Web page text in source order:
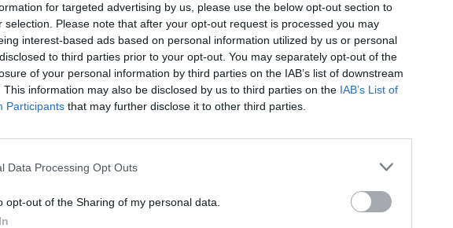
for targeted advertising by us, please use the below opt-out section to
selection. Please note that after your opt-out request is processed you may
interest-based ads based on personal information utilized by us or personal
to third parties prior to your opt-out. You may separately opt-out of the
of your personal information by third parties on the IAB’s list of downstream
This information may also be disclosed by us to third parties on the IAB’s List of
Participants that may further disclose it to other third parties.
Data Processing Opt Outs
opt-out of the Sharing of my personal data.
kormányhatározatból derült ki, hogy mennyibe is kerülhet éves
lakhatási célokra.
Magyar Közlönyben kihirdetett "A Kormány 1016/2026. (I. 26.) Korm. határozata
fejezeten belüli és fejezetek közötti előirányzat-átcsoportosításról" címet viselő
szerepel egy részletes táblázat, hogy a kormány milyen, az idei büdzsét